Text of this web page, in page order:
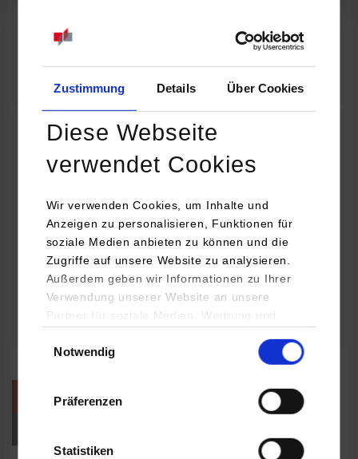
Zustimmung Details Über Cookies
Diese Webseite
verwendet Cookies
Wir verwenden Cookies, um Inhalte und
Anzeigen zu personalisieren, Funktionen für
soziale Medien anbieten zu können und die
Zugriffe auf unsere Website zu analysieren.
Außerdem geben wir Informationen zu Ihrer
Verwendung unserer Website an unsere
Partner für soziale Medien, Werbung und
YouTube, Google Maps) führen diese
Daten zusammen, die Sie ihnen bereitgestellt
haben oder die sie im Rahmen Ihrer Nutzung
Notwendig
Präferenzen
Statistiken
Online INDIS-Infoveranstaltung für Studierende
Zum Event
Technologietag: Clean Urban Transportation –
nachhaltige Mobilität im (sub)urbanen Umfeld
16.09.2026 - 17.09.2026
Im Mittelpunkt stehen elektrische Antriebe, moderne
Batterietechnologien und innovative Fahrzeugkonzepte für
nachhaltige Mobilität in Stadt und…
weitere Veranstaltungen / Termine